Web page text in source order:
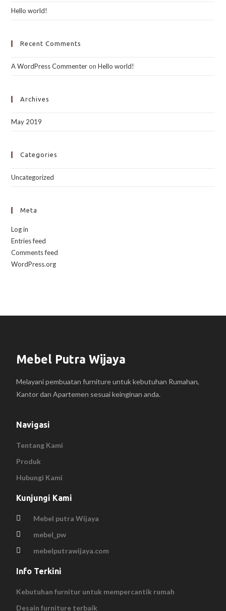
Hello world!
Recent Comments
A WordPress CommenteronHello world!
Archives
May 2019
Categories
Uncategorized
Meta
Log in
Entries feed
Comments feed
WordPress.org
Mebel Putra Wijaya
Melayani pembuatan furniture untuk kebutuhan Rumahan,
Kantor dan Apartemen sesuai keinginan anda.
Navigasi
Tentang Kami
Produk
Hubungi Kami
Kunjungi Kami
Mebel putra Wijaya
mebel_pw
mebelputrawijaya.com
Info Terkini
Kebutuhan furnitur untuk mempercantik rumah
Desain furniture terbaik